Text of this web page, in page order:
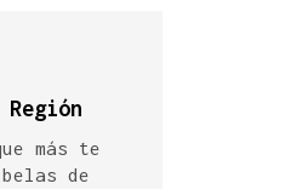
más te
de